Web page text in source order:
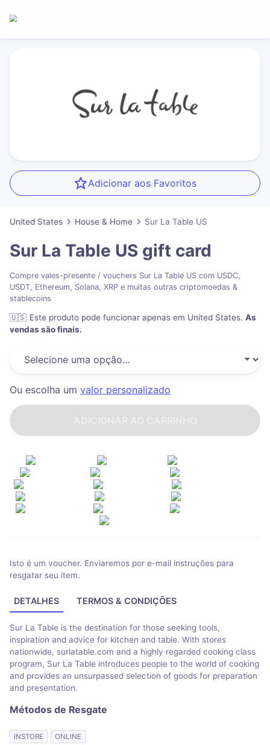
Adicionar aos Favoritos
United States House & Home Sur La Table US
Sur La Table US gift card
Compre vales-presente / vouchers Sur La Table US com USDC,
USDT, Ethereum, Solana, XRP e muitas outras criptomoedas &
stablecoins
🇺🇸 Este produto pode funcionar apenas em United States. As
vendas são finais.
Ou escolha um valor personalizado
Isto é um voucher. Enviaremos por e-mail instruções para
resgatar seu item.
DETALHES TERMOS & CONDIÇÕES
Sur La Table is the destination for those seeking tools,
inspiration and advice for kitchen and table. With stores
nationwide, surlatable.com and a highly regarded cooking class
program, Sur La Table introduces people to the world of cooking
and provides an unsurpassed selection of goods for preparation
and presentation.
Métodos de Resgate
INSTORE ONLINE